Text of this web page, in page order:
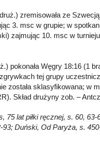
zremisowała ze
3. msc w grupie; w
zajmując 10. msc w
pokonała Węgry 18:16 (1
tej grupy
została sklasyfikowana; w
Skład drużyny zob. –
lat piłki ręcznej, s. 60,
Duński, Od Paryża, s.